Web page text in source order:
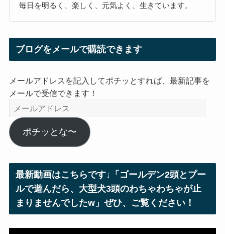
毎日を明るく、楽しく、元気よく、生きています。
ブログをメールで購読できます
メールアドレスを記入してポチッとすれば、最新記事を
メールで受信できます！
メ
ー
ル
ア
ス
ポチッとな〜
最新動画はこちらです↓「ゴールデン2頭とプー
ルで遊んだら、大型犬3頭のわちゃわちゃが止
まりませんでしたw」ぜひ、ご覧ください！